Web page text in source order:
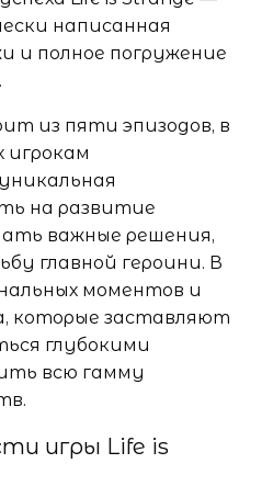
написанная
и полное погружение
из пяти эпизодов, в
игрокам
на развитие
важные решения,
главной героини. В
моментов и
которые заставляют
глубокими
всю гамму
игры Life is